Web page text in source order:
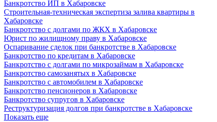
Банкротство ИП в Хабаровске
Строительная-техническая экспертиза залива квартиры в
Хабаровске
Банкротство с долгами по ЖКХ в Хабаровске
Юрист по жилищному праву в Хабаровске
Оспаривание сделок при банкротстве в Хабаровске
Банкротство по кредитам в Хабаровске
Банкротство с долгами по микрозаймам в Хабаровске
Банкротство самозанятых в Хабаровске
Банкротство с автомобилем в Хабаровске
Банкротство пенсионеров в Хабаровске
Банкротство супругов в Хабаровске
Реструктуризация долгов при банкротстве в Хабаровске
Показать еще